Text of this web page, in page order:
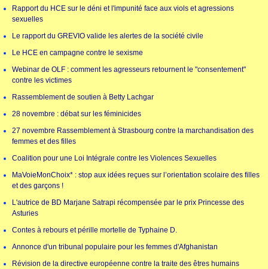
Rapport du HCE sur le déni et l'impunité face aux viols et agressions
sexuelles
Le rapport du GREVIO valide les alertes de la société civile
Le HCE en campagne contre le sexisme
Webinar de OLF : comment les agresseurs retournent le "consentement"
contre les victimes
Rassemblement de soutien à Betty Lachgar
28 novembre : débat sur les féminicides
27 novembre Rassemblement à Strasbourg contre la marchandisation des
femmes et des filles
Coalition pour une Loi Intégrale contre les Violences Sexuelles
MaVoieMonChoix* : stop aux idées reçues sur l’orientation scolaire des filles
et des garçons !
L'autrice de BD Marjane Satrapi récompensée par le prix Princesse des
Asturies
Contes à rebours et pérille mortelle de Typhaine D.
Annonce d'un tribunal populaire pour les femmes d'Afghanistan
Révision de la directive européenne contre la traite des êtres humains